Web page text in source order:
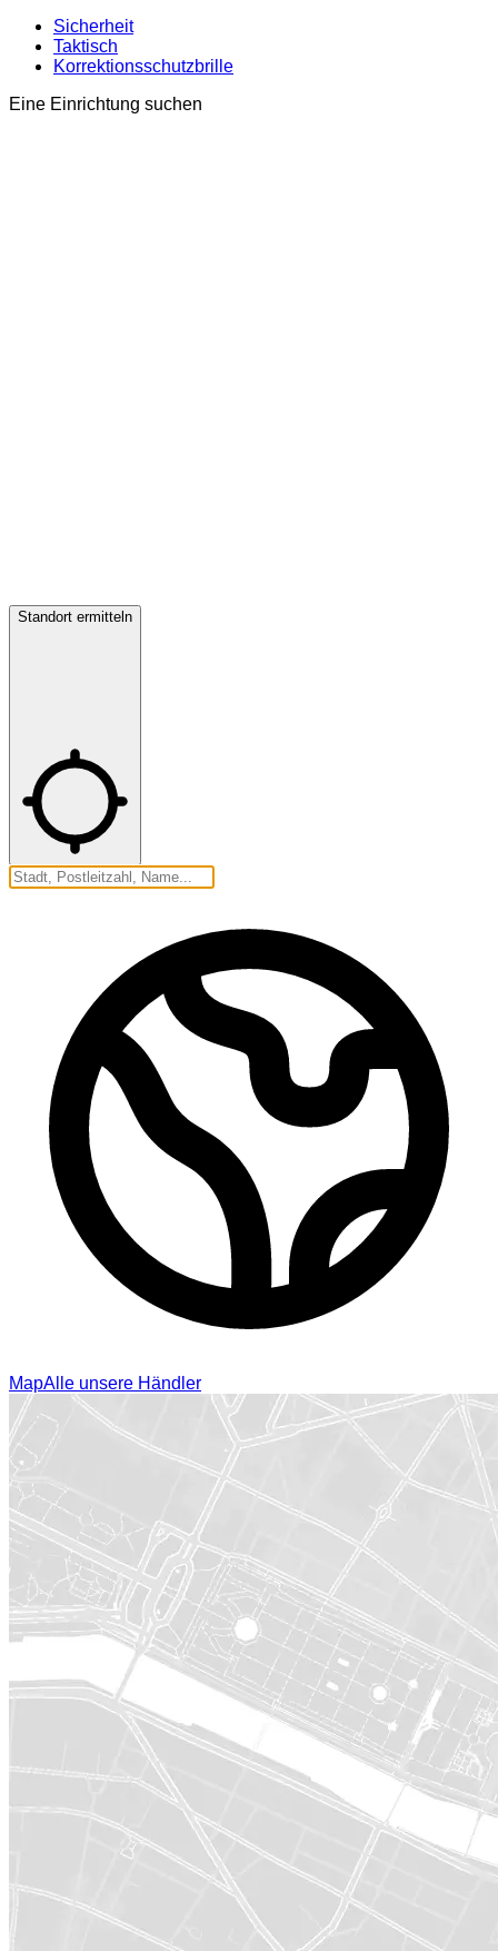
Sicherheit
Taktisch
Korrektionsschutzbrille
Eine Einrichtung suchen
Standort ermitteln
MapAlle unsere Händler